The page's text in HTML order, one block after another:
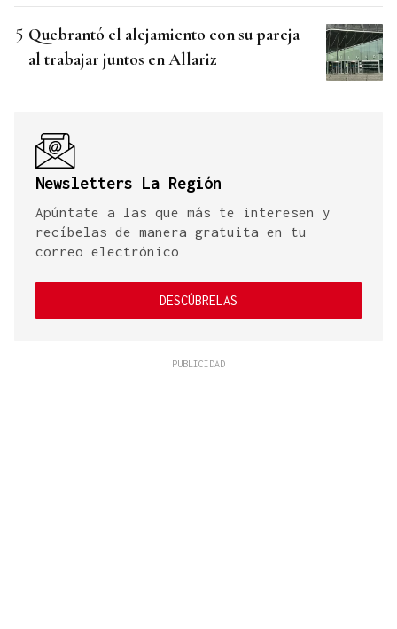
Quebrantó el alejamiento con su pareja
al trabajar juntos en Allariz
Newsletters La Región
Apúntate a las que más te interesen y
recíbelas de manera gratuita en tu
correo electrónico
DESCÚBRELAS